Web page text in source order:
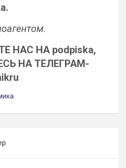
НАС НА podpiska,
НА ТЕЛЕГРАМ-